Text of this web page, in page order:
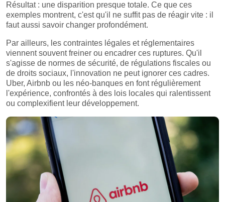
Résultat : une disparition presque totale. Ce que ces
exemples montrent, c'est qu'il ne suffit pas de réagir vite : il
faut aussi savoir changer profondément.
Par ailleurs, les contraintes légales et réglementaires
viennent souvent freiner ou encadrer ces ruptures. Qu'il
s'agisse de normes de sécurité, de régulations fiscales ou
de droits sociaux, l'innovation ne peut ignorer ces cadres.
Uber, Airbnb ou les néo-banques en font régulièrement
l'expérience, confrontés à des lois locales qui ralentissent
ou complexifient leur développement.